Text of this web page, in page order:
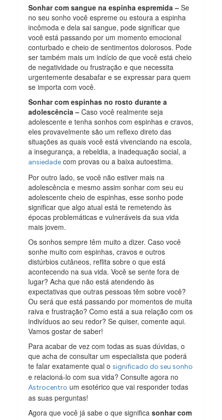
Sonhar com sangue na espinha espremida – Se
no seu sonho você espreme ou estoura a espinha
incômoda e dela sai sangue, pode significar que
você está passando por um momento emocional
conturbado e cheio de sentimentos dolorosos. Pode
ser também mais um indício de que você está cheio
de negatividade ou frustração e que necessita
urgentemente desabafar e se expressar para quem
se importa com você.
Sonhar com espinhas no rosto durante a
adolescência – Caso você realmente seja
adolescente e tenha sonhos com espinhas e cravos,
eles provavelmente são um reflexo direto das
situações as quais você está vivenciando na escola,
a insegurança, a rebeldia, a inadequação social, a
ansiedade com provas ou a baixa autoestima.
Por outro lado, se você não estiver mais na
adolescência e mesmo assim sonhar com seu eu
adolescente cheio de espinhas, esse sonho pode
significar que algo atual está te remetendo às
épocas problemáticas e vulneráveis da sua vida
mais jovem.
Os sonhos sempre têm muito a dizer. Caso você
sonhe muito com espinhas, cravos e outros
distúrbios cutâneos, reflita sobre o que está
acontecendo na sua vida. Você se sente fora de
lugar? Acha que não está atendendo às
expectativas que outras pessoas têm sobre você?
Ou será que está passando por momentos de muita
raiva e frustração? Como está a sua relação com os
indivíduos ao seu redor? Se quiser, comente aqui.
Vamos gostar de saber!
Para acabar de vez com todas as suas dúvidas, o
que acha de consultar um especialista que poderá
te falar exatamente qual osignificado do seu sonho
e relacioná-lo com sua vida? Consulte agora no
Astrocentro um esotérico que vai responder todas
as suas perguntas!
Agora que você já sabe o que significasonhar com